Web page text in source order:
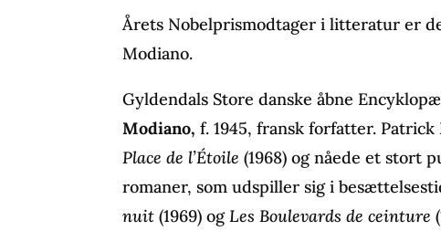
Årets Nobelprismodtager i litteratur er
Modiano.
Gyldendals Store danske åbne
Modiano, f. 1945, fransk forfatter.
Place de l’Étoile (1968) og nåede et stort
romaner, som udspiller sig i
nuit (1969) ogLes Boulevards de ceinture